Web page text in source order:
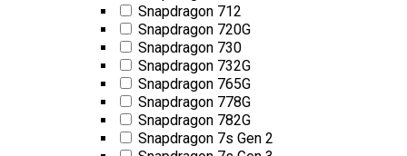
Snapdragon 712
Snapdragon 720G
Snapdragon 730
Snapdragon 732G
Snapdragon 765G
Snapdragon 778G
Snapdragon 782G
Snapdragon 7s Gen 2